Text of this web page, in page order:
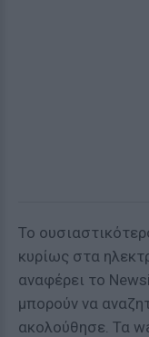
Το
κυρίως στα
αναφέρει το
μπορούν να
ακολούθησε. Τα